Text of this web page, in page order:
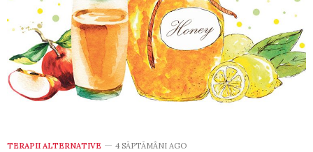
TERAPII ALTERNATIVE 4 SĂPTĂMÂNI AGO